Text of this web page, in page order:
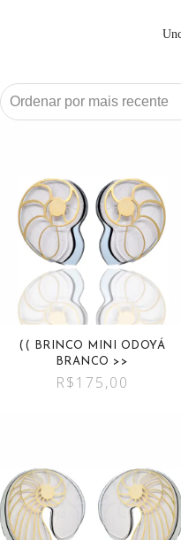
(( BRINCO MINI ODOYÁ
BRANCO >>
R$175,00